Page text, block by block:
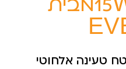
טעינה אלחוטי